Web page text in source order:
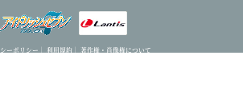
ーポリシー 利用規約 著作権・肖像権について